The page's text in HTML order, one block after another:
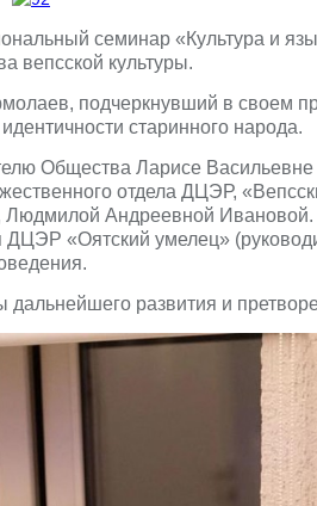
семинар «Культура и
вепсской культуры.
подчеркнувший в своем
старинного народа.
Общества Ларисе Васильевне
отдела ДЦЭР,
Андреевной
ДЦЭР «Оятский умелец»
развития и